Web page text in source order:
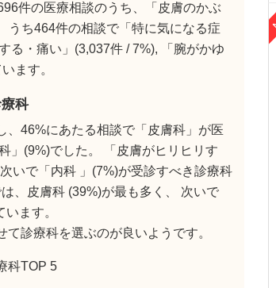
件の医療相談のうち、「皮膚のかぶ
うち464件の相談で「特に気になる症
る・痛い」(3,037件 / 7%), 「腕がかゆ
ます。
科
、46%にあたる相談で「皮膚科」が医
」(9%)でした。 「皮膚がヒリヒリす
いで「内科 」(7%)が受診すべき診療科
、皮膚科 (39%)が最も多く、 次いで
ます。
診療科を選ぶのが良いようです。
科TOP 5
京都府京都市右京区
清水医院
清水 導臣
診療に際して、どのような点に注力されていま
すか?
「どんな患者さんも受け
入れる」という姿勢で
す。「どの科を受診すれ
ばよいかわからない」と
迷っていたり、「専門外
だから診られない」と他
院で断られたご経験があ
る患者さんは、体のつら
さに加…